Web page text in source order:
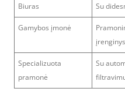
Biuras Su
Gamybos įmonė
įrenginys
Specializuota
pramonė
Su